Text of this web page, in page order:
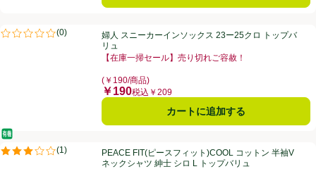
婦人 スニーカーインソックス 23ー25クロ トップバリュ
(0)
評価は0件のレビューで5点中0.0点。婦人 スニーカーインソックス 23ー25クロ トップバ
リュ
【在庫一掃セール】売り切れご容赦！
(￥190/商品)
価格
￥190税込￥209
カートに追加する
PEACE FIT(ピースフィット)COOL コットン 半袖Vネックシャツ 紳士
オーガニック/有機
(1)
評価は1件のレビューで5点中3.0点。PEACE FIT(ピースフィット)COOL コットン 半袖V
ネックシャツ 紳士 シロ L トップバリュ